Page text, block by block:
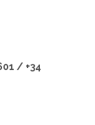
/ +34